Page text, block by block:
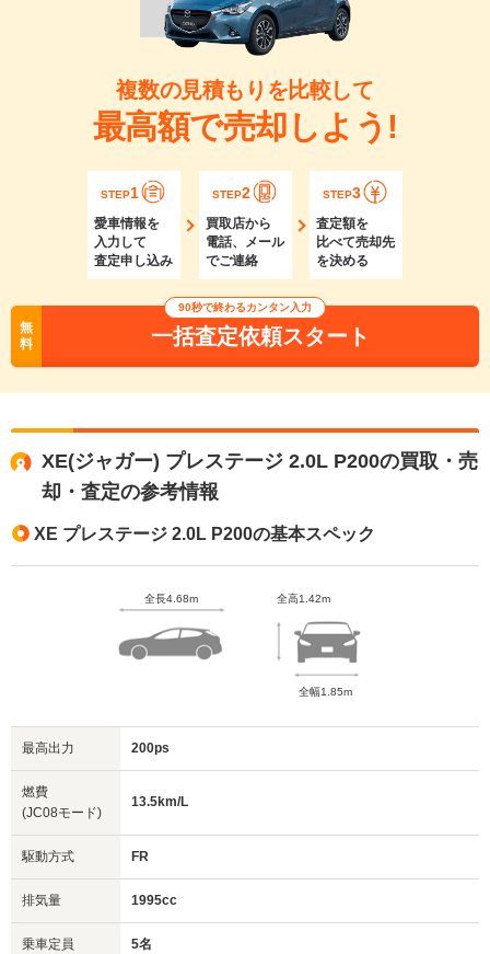
複数の見積もりを比較して
最高額で売却しよう!
STEP1
愛車情報を
入力して
査定申し込み
STEP2
買取店から
電話、メール
でご連絡
STEP3
査定額を
比べて売却先
を決める
無
料
90秒で終わるカンタン入力
一括査定依頼スタート
XE(ジャガー) プレステージ 2.0L P200の買取・売
却・査定の参考情報
XE プレステージ 2.0L P200の基本スペック
全長4.68m 全高1.42m
全幅1.85m
最高出力 200ps
燃費
(JC08モード)
13.5km/L
駆動方式 FR
排気量 1995cc
乗車定員 5名